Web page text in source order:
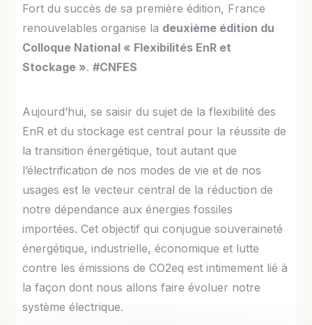
Fort du succès de sa première édition, France
renouvelables organise la deuxième édition du
Colloque National « Flexibilités EnR et
Stockage ».#CNFES
Aujourd’hui, se saisir du sujet de la flexibilité des
EnR et du stockage est central pour la réussite de
la transition énergétique, tout autant que
l’électrification de nos modes de vie et de nos
usages est le vecteur central de la réduction de
notre dépendance aux énergies fossiles
importées. Cet objectif qui conjugue souveraineté
énergétique, industrielle, économique et lutte
contre les émissions de CO2eq est intimement lié à
la façon dont nous allons faire évoluer notre
système électrique.